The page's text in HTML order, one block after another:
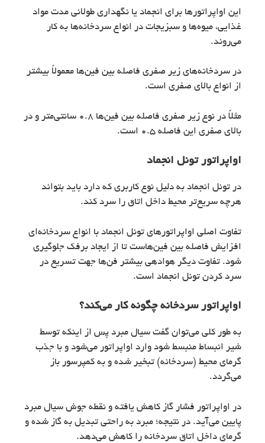
این اواپراتورها برای انجماد یا نگهداری طولانی مدت مواد
غذایی، میوه‌ها و سبزیجات در انواع سردخانه‌ها به کار
می‌روند.
در سردخانه‌های زیر صفری فاصله بین فین‌ها معمولاً بیشتر
از انواع بالای صفری است.
مثلاً در نوع زیر صفری فاصله بین فین‌ها 0.8 سانتی‌متر و در
بالای صفری این فاصله 0.5 است.
اواپراتورتونل انجماد
در تونل انجماد به دلیل نوع کاربری که دارد باید بتواند
هرچه سریع‌تر محیط داخل اتاق را سرد کند.
تفاوت اصلی اواپراتورهای تونل انجماد با انواع سردخانه‌ای
افزایش فاصله بین فین‌هاست تا از ایجاد برفک جلوگیری
شود. تفاوت دیگر هوادهی بیشتر فن‌ها جهت تسریع در
سرد کردن تونل انجماد است.
اواپراتور سردخانه چگونه کار می‌کند؟
به طور کلی می‌توان گفت سیال مبرد پس از اینکه توسط
شیر انبساط منبسط شود وارد اواپراتور می‌شود و با جذب
گرمای محیط (سردخانه) تبخیر شده و به کمپرسور باز
می‌گردد.
در اواپراتور فشار گاز کاهش یافته و نقطه جوش سیال مبرد
پایین می‌آید. در نتیجه؛ مبرد به راحتی تبدیل به گاز شده و
گرمای داخل اتاق سردخانه را کاهش می‌دهد.